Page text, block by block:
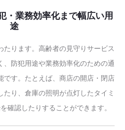
・業務効率化まで幅広い用
途
ります。高齢者の見守りサービス
、防犯用途や業務効率化のための通
です。たとえば、商店の開店・閉店
り、倉庫の照明が点灯したタイミ
確認したりすることができます。